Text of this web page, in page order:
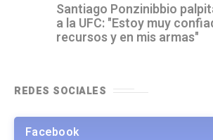
Santiago Ponzinibbio
a la UFC: "Estoy muy
recursos y en mis armas"
REDES SOCIALES
Facebook